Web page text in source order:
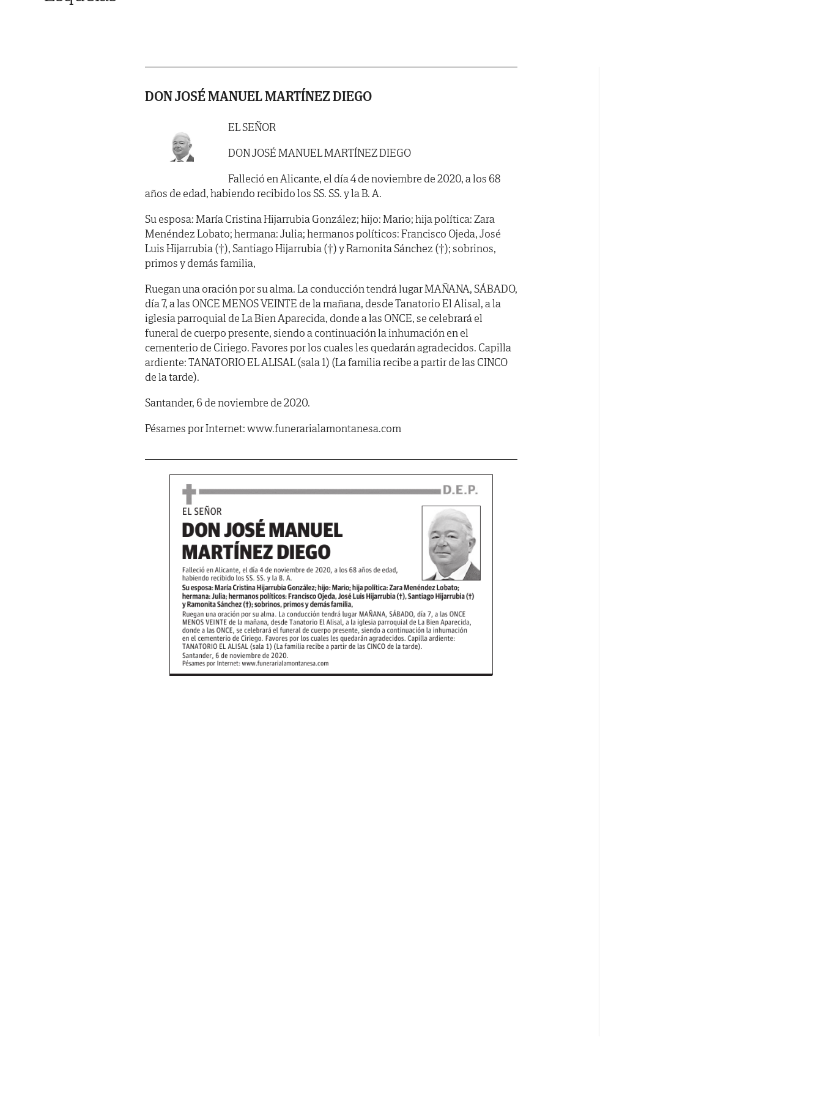
DON JOSÉ MANUEL MARTÍNEZ DIEGO
EL SEÑOR
DON JOSÉ MANUEL MARTÍNEZ DIEGO
Falleció en Alicante, el día 4 de noviembre de 2020, a los 68
años de edad, habiendo recibido los SS. SS. y la B. A.
Su esposa: María Cristina Hijarrubia González; hijo: Mario; hija política: Zara
Menéndez Lobato; hermana: Julia; hermanos políticos: Francisco Ojeda, José
Luis Hijarrubia (†), Santiago Hijarrubia (†) y Ramonita Sánchez (†); sobrinos,
primos y demás familia,
Ruegan una oración por su alma. La conducción tendrá lugar MAÑANA, SÁBADO,
día 7, a las ONCE MENOS VEINTE de la mañana, desde Tanatorio El Alisal, a la
iglesia parroquial de La Bien Aparecida, donde a las ONCE, se celebrará el
funeral de cuerpo presente, siendo a continuación la inhumación en el
cementerio de Ciriego. Favores por los cuales les quedarán agradecidos. Capilla
ardiente: TANATORIO EL ALISAL (sala 1) (La familia recibe a partir de las CINCO
de la tarde).
Santander, 6 de noviembre de 2020.
Pésames por Internet: www.funerarialamontanesa.com